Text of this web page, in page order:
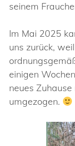
seinem
Im Mai 2025
uns zurück,
einigen
neues
umgezogen.